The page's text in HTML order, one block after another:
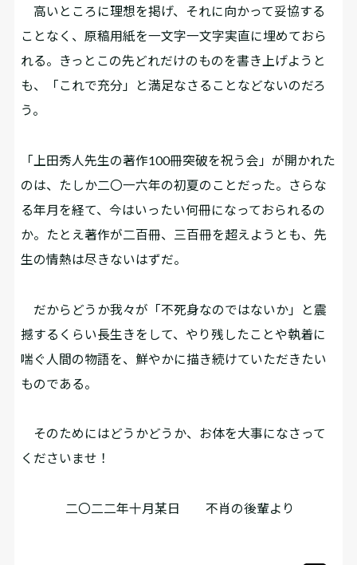
高いところに理想を掲げ、それに向かって妥協する
ことなく、原稿用紙を一文字一文字実直に埋めておら
れる。きっとこの先どれだけのものを書き上げようと
も、「これで充分」と満足なさることなどないのだろ
う。
「上田秀人先生の著作100冊突破を祝う会」が開かれた
のは、たしか二〇一六年の初夏のことだった。さらな
る年月を経て、今はいったい何冊になっておられるの
か。たとえ著作が二百冊、三百冊を超えようとも、先
生の情熱は尽きないはずだ。
だからどうか我々が「不死身なのではないか」と震
撼するくらい長生きをして、やり残したことや執着に
喘ぐ人間の物語を、鮮やかに描き続けていただきたい
ものである。
そのためにはどうかどうか、お体を大事になさって
くださいませ！
二〇二二年十月某日 不肖の後輩より